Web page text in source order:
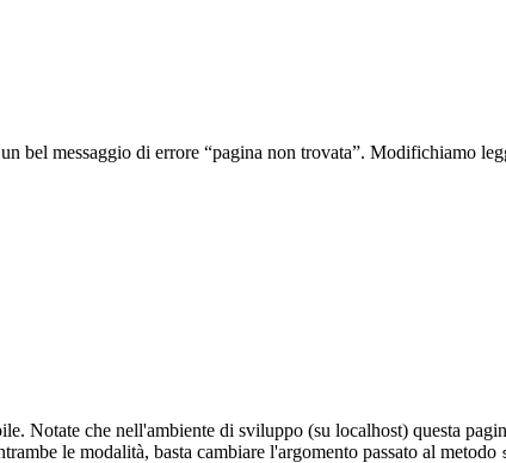
bel messaggio di errore “pagina non trovata”. Modifichiamo
Notate che nell'ambiente di sviluppo (su localhost) questa
le modalità, basta cambiare l'argomento passato al metodo